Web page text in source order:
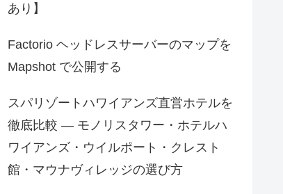
あり】
Factorio ヘッドレスサーバーのマップを
Mapshot で公開する
スパリゾートハワイアンズ直営ホテルを
徹底比較 — モノリスタワー・ホテルハ
ワイアンズ・ウイルポート・クレスト
館・マウナヴィレッジの選び方